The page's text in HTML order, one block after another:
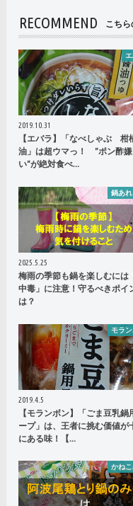
RECOMMEND こちら
2019.10.31
【エバラ】「なべしゃぶ 柑
油」は超ウマっ！ ”ポン酢嫌
い”が絶対食べ…
鍋あ
2025.5.25
梅雨の季節も鍋を楽しむには
中毒」に注意！守るべきポイ
は？
モラ
2019.4.5
【モランボン】「ごま豆乳鍋
ープ」は、王者に挑む価値が
にある味！【…
かね